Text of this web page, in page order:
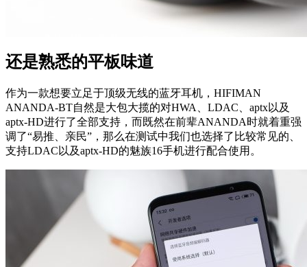
还是熟悉的平板味道
作为一款想要立足于顶级无线的蓝牙耳机，HIFIMAN
ANANDA-BT自然是大包大揽的对HWA、LDAC、aptx以及
aptx-HD进行了全部支持，而既然在前辈ANANDA时就着重强
调了“易推、亲民”，那么在测试中我们也选择了比较常见的、
支持LDAC以及aptx-HD的魅族16手机进行配合使用。